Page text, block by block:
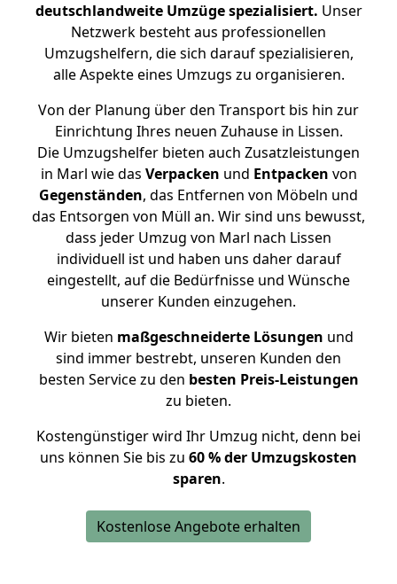
deutschlandweite Umzüge spezialisiert. Unser
Netzwerk besteht aus professionellen
Umzugshelfern, die sich darauf spezialisieren,
alle Aspekte eines Umzugs zu organisieren.
Von der Planung über den Transport bis hin zur
Einrichtung Ihres neuen Zuhause in Lissen.
Die Umzugshelfer bieten auch Zusatzleistungen
in Marl wie das Verpacken und Entpacken von
Gegenständen, das Entfernen von Möbeln und
das Entsorgen von Müll an. Wir sind uns bewusst,
dass jeder Umzug von Marl nach Lissen
individuell ist und haben uns daher darauf
eingestellt, auf die Bedürfnisse und Wünsche
unserer Kunden einzugehen.
Wir bieten maßgeschneiderte Lösungen und
sind immer bestrebt, unseren Kunden den
besten Service zu den besten Preis-Leistungen
zu bieten.
Kostengünstiger wird Ihr Umzug nicht, denn bei
uns können Sie bis zu 60 % der Umzugskosten
sparen.
Kostenlose Angebote erhalten